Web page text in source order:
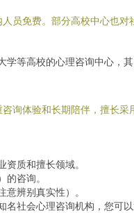
员免费。部分高校中心也对
学等高校的心理咨询中心，
询体验和长期陪伴，擅长采
质和擅长领域。
咨询。
辨别真实性）。
名社会心理咨询机构，您可